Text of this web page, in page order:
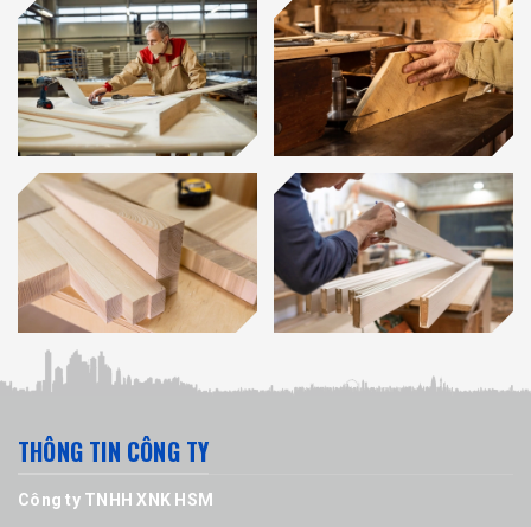
THÔNG TIN CÔNG TY
Công ty TNHH XNK HSM